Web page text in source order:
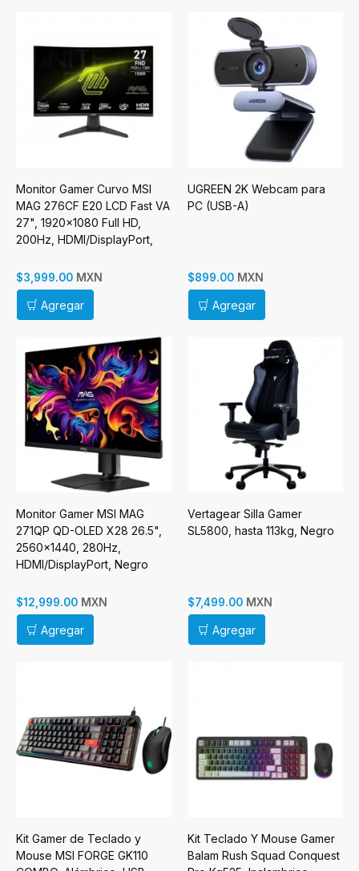
Monitor Gamer Curvo MSI
MAG 276CF E20 LCD Fast VA
27", 1920x1080 Full HD,
200Hz, HDMI/DisplayPort,
$3,999.00 MXN
Agregar
UGREEN 2K Webcam para
PC (USB-A)
$899.00 MXN
Agregar
Monitor Gamer MSI MAG
271QP QD-OLED X28 26.5",
2560x1440, 280Hz,
HDMI/DisplayPort, Negro
$12,999.00 MXN
Agregar
Vertagear Silla Gamer
SL5800, hasta 113kg, Negro
$7,499.00 MXN
Agregar
Kit Gamer de Teclado y
Mouse MSI FORGE GK110
Kit Teclado Y Mouse Gamer
Balam Rush Squad Conquest